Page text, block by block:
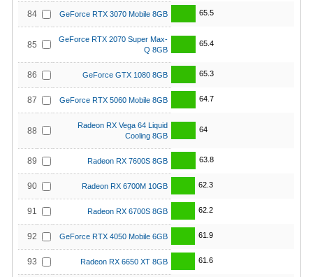
84 GeForce RTX 3070 Mobile 8GB 65.5
85
GeForce RTX 2070 Super Max-
Q 8GB
65.4
86 GeForce GTX 1080 8GB 65.3
87 GeForce RTX 5060 Mobile 8GB 64.7
88
Radeon RX Vega 64 Liquid
Cooling 8GB
64
89 Radeon RX 7600S 8GB 63.8
90 Radeon RX 6700M 10GB 62.3
91 Radeon RX 6700S 8GB 62.2
92 GeForce RTX 4050 Mobile 6GB 61.9
93 Radeon RX 6650 XT 8GB 61.6